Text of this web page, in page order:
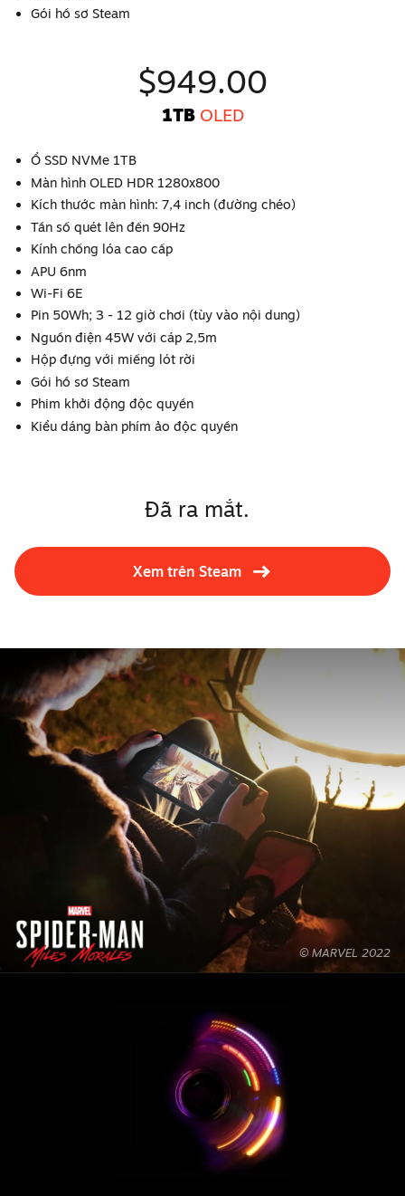
Gói hồ sơ Steam
$949.00
1TB OLED
Ổ SSD NVMe 1TB
Màn hình OLED HDR 1280x800
Kích thước màn hình: 7,4 inch (đường chéo)
Tần số quét lên đến 90Hz
Kính chống lóa cao cấp
APU 6nm
Wi-Fi 6E
Pin 50Wh; 3 - 12 giờ chơi (tùy vào nội dung)
Nguồn điện 45W với cáp 2,5m
Hộp đựng với miếng lót rời
Gói hồ sơ Steam
Phim khởi động độc quyền
Kiểu dáng bàn phím ảo độc quyền
Đã ra mắt.
Xem trên Steam
© MARVEL 2022